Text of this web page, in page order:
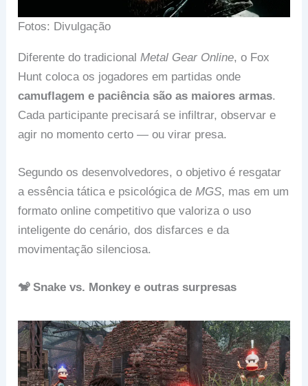
Fotos: Divulgação
Diferente do tradicionalMetal Gear Online, o Fox
Hunt coloca os jogadores em partidas onde
camuflagem e paciência são as maiores armas.
Cada participante precisará se infiltrar, observar e
agir no momento certo — ou virar presa.
Segundo os desenvolvedores, o objetivo é resgatar
a essência tática e psicológica deMGS, mas em um
formato online competitivo que valoriza o uso
inteligente do cenário, dos disfarces e da
movimentação silenciosa.
🐒 Snake vs. Monkey e outras surpresas